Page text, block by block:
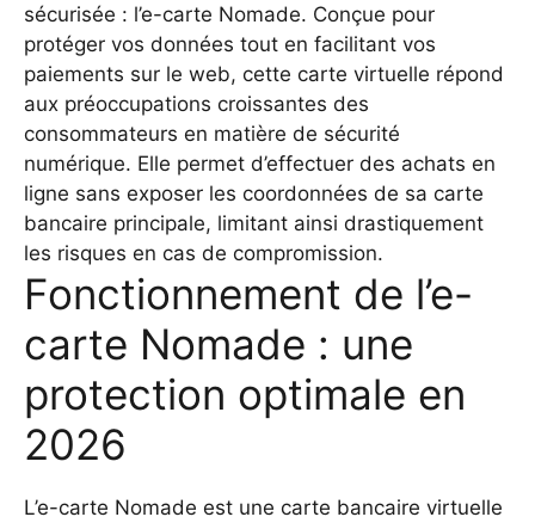
sécurisée : l’e-carte Nomade. Conçue pour
protéger vos données tout en facilitant vos
paiements sur le web, cette carte virtuelle répond
aux préoccupations croissantes des
consommateurs en matière de sécurité
numérique. Elle permet d’effectuer des achats en
ligne sans exposer les coordonnées de sa carte
bancaire principale, limitant ainsi drastiquement
les risques en cas de compromission.
Fonctionnement de l’e-
carte Nomade : une
protection optimale en
2026
L’e-carte Nomade est une carte bancaire virtuelle